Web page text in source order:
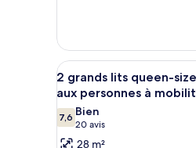
très
grand
lit
le
type
de
chambre
Chambre
standard,
très
grand
Afficher
toutes
les
photos
pour
3
2 grands lits queen-
aux personnes à
7,67,6 sur 10
Bien
20 avis
(20 avis)
28 m²